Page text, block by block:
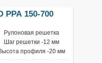
РРА 150-700
Рулоновая решетка
Шаг решетки -12 мм
профиля -20 мм